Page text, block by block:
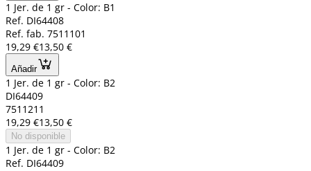
1 Jer. de 1 gr - Color: B1
Ref. DI64408
Ref. fab. 7511101
19,29 €13,50 €
Añadir
1 Jer. de 1 gr - Color: B2
DI64409
7511211
19,29 €13,50 €
No disponible
1 Jer. de 1 gr - Color: B2
Ref. DI64409